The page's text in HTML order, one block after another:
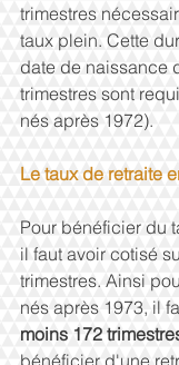
trimestres
taux plein. Cette
date de naissance
trimestres sont
nés après 1972).
Le taux de retraite
Pour bénéficier du
il faut avoir cotisé
trimestres. Ainsi
nés après 1973, il
moins 172
bénéficier d'une